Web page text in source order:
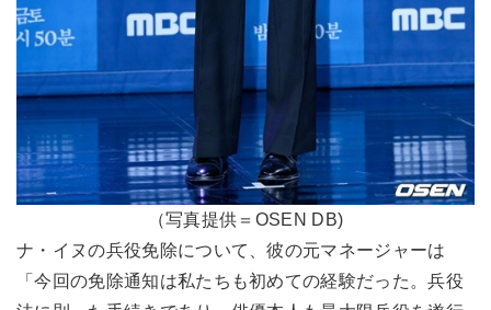
（写真提供＝OSEN DB)
ナ・イヌの兵役免除について、彼の元マネージャーは
「今回の免除通知は私たちも初めての経験だった。兵役